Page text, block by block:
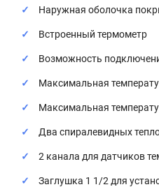
Наружная оболочка
Встроенный термометр
Возможность
Максимальная
Максимальная
Два спиралевидных
2 канала для датчиков
Заглушка 1 1/2 для